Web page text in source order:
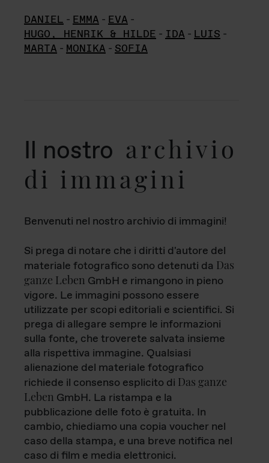
DANIEL - EMMA - EVA -
HUGO, HENRIK & HILDE - IDA - LUIS -
MARTA - MONIKA - SOFIA
Il nostro archivio
di immagini
Benvenuti nel nostro archivio di immagini!
Si prega di notare che i diritti d'autore del
materiale fotografico sono detenuti da Das
ganze Leben GmbH e rimangono in pieno
vigore. Le immagini possono essere
utilizzate per scopi editoriali e scientifici. Si
prega di allegare sempre le informazioni
sulla fonte, che troverete salvata insieme
alla rispettiva immagine. Qualsiasi
alienazione del materiale fotografico
richiede il consenso esplicito di Das ganze
Leben GmbH. La ristampa e la
pubblicazione delle foto è gratuita. In
cambio, chiediamo una copia voucher nel
caso della stampa, e una breve notifica nel
caso di film e media elettronici.